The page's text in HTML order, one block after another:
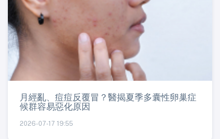
月經亂、痘痘反覆冒？醫揭夏季多囊性卵巢症
候群容易惡化原因
2026-07-17 19:55